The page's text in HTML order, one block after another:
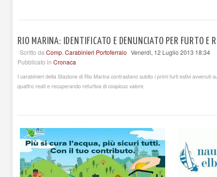
RIO MARINA: IDENTIFICATO E DENUNCIATO PER FURTO E
Scritto da Comp. Carabinieri Portoferraio Venerdì, 12 Luglio 2013 18:34
Pubblicato in Cronaca
I carabinieri della Stazione di Rio Marina contrastano subito i primi furti estivi avvenuti
quattro reati e recuperando refurtiva di cospicuo valore.